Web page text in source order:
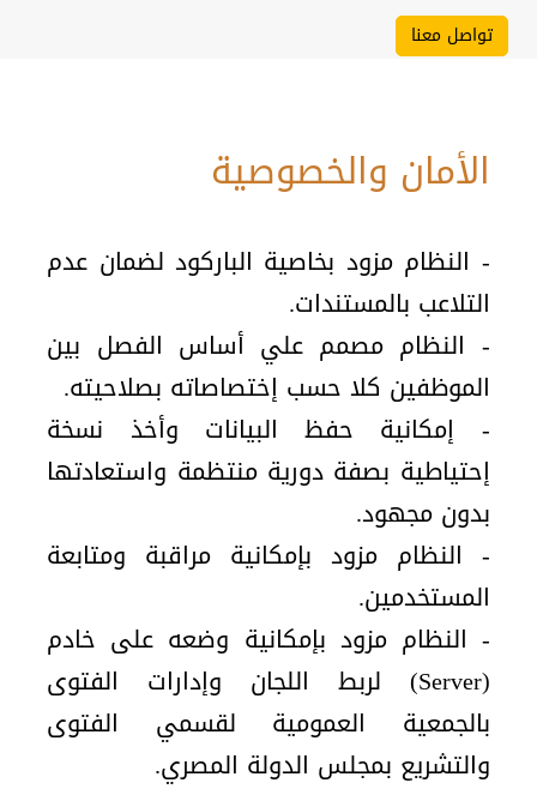
تواصل معنا
الأمان والخصوصية
- النظام مزود بخاصية الباركود لضمان عدم
التلاعب بالمستندات.
- النظام مصمم علي أساس الفصل بين
الموظفين كلا حسب إختصاصاته بصلاحيته.
- إمكانية حفظ البيانات وأخذ نسخة
إحتياطية بصفة دورية منتظمة واستعادتها
بدون مجهود.
- النظام مزود بإمكانية مراقبة ومتابعة
المستخدمين.
- النظام مزود بإمكانية وضعه على خادم
(Server) لربط اللجان وإدارات الفتوى
بالجمعية العمومية لقسمي الفتوى
والتشريع بمجلس الدولة المصري.